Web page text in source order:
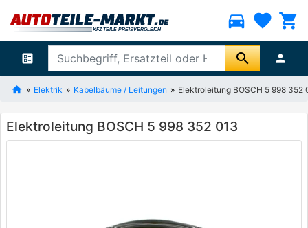
directions_car favorite shopping_cart
ballot search person
Elektrik Kabelbäume / Leitungen Elektroleitung BOSCH 5 998 352
Elektroleitung BOSCH 5 998 352 013